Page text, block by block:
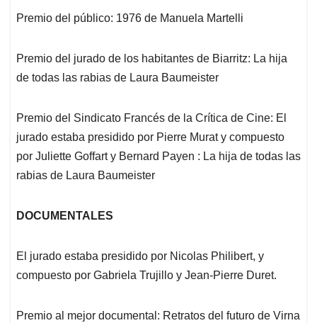
Premio del público: 1976 de Manuela Martelli
Premio del jurado de los habitantes de Biarritz: La hija
de todas las rabias de Laura Baumeister
Premio del Sindicato Francés de la Crítica de Cine: El
jurado estaba presidido por Pierre Murat y compuesto
por Juliette Goffart y Bernard Payen : La hija de todas las
rabias de Laura Baumeister
DOCUMENTALES
El jurado estaba presidido por Nicolas Philibert, y
compuesto por Gabriela Trujillo y Jean-Pierre Duret.
Premio al mejor documental: Retratos del futuro de Virna